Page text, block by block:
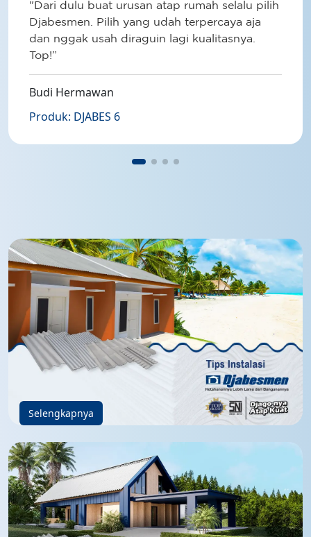
"Dari dulu buat urusan atap rumah selalu pilih
Djabesmen. Pilih yang udah terpercaya aja
dan nggak usah diraguin lagi kualitasnya.
Top!”
Budi Hermawan
Produk: DJABES 6
Selengkapnya